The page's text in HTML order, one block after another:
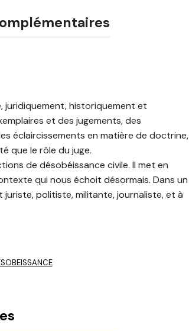
juridiquement, historiquement et
et des jugements, des
éclaircissements en matière de doctrine,
que le rôle du juge.
de désobéissance civile. Il met en
qui nous échoit désormais. Dans un
juriste, politiste, militante, journaliste, et à